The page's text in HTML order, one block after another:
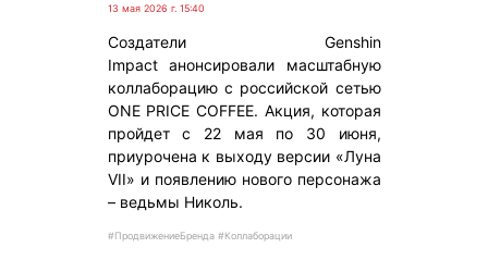
13 мая 2026 г. 15:40
Создатели Genshin
Impact анонсировали масштабную
коллаборацию с российской сетью
ONE PRICE COFFEE. Акция, которая
пройдет с 22 мая по 30 июня,
приурочена к выходу версии «Луна
VII» и появлению нового персонажа
– ведьмы Николь.
#ПродвижениеБренда #Коллаборации